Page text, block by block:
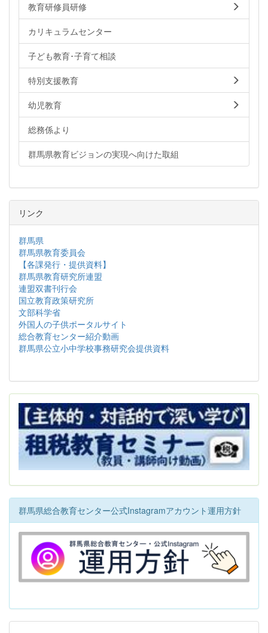
教育研修員研修
カリキュラムセンター
子ども教育･子育て相談
特別支援教育
幼児教育
総務係より
群馬県教育ビジョンの実現へ向けた取組
リンク
群馬県
群馬県教育委員会
【各課発行・提供資料】
群馬県教育研究所連盟
連盟双書刊行会
国立教育政策研究所
文部科学省
外国人の子供ポータルサイト
総合教育センター紹介動画
群馬県公立小中学校事務研究会提供資料
群馬県総合教育センター公式Instagramアカウント運用方針